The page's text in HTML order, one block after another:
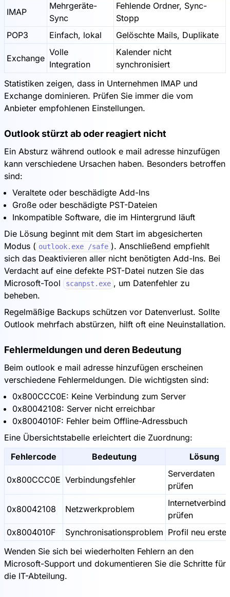
IMAP
Mehrgeräte-
Sync
Fehlende Ordner, Sync-
Stopp
POP3
Einfach, lokal Gelöschte Mails, Duplikate
Exchange
Volle
Integration
Kalender nicht
synchronisiert
Statistiken zeigen, dass in Unternehmen IMAP und
Exchange dominieren. Prüfen Sie immer die vom
Anbieter empfohlenen Einstellungen.
Outlook stürzt ab oder reagiert nicht
Ein Absturz während outlook e mail adresse hinzufügen
kann verschiedene Ursachen haben. Besonders betroffen
sind:
Veraltete oder beschädigte Add-Ins
Große oder beschädigte PST-Dateien
Inkompatible Software, die im Hintergrund läuft
Die Lösung beginnt mit dem Start im abgesicherten
Modus ( outlook.exe /safe ). Anschließend empfiehlt
sich das Deaktivieren aller nicht benötigten Add-Ins. Bei
Verdacht auf eine defekte PST-Datei nutzen Sie das
Microsoft-Tool
scanpst.exe , um Datenfehler zu
beheben.
Regelmäßige Backups schützen vor Datenverlust. Sollte
Outlook mehrfach abstürzen, hilft oft eine Neuinstallation.
Fehlermeldungen und deren Bedeutung
Beim outlook e mail adresse hinzufügen erscheinen
verschiedene Fehlermeldungen. Die wichtigsten sind:
0x800CCC0E: Keine Verbindung zum Server
0x80042108: Server nicht erreichbar
0x8004010F: Fehler beim Offline-Adressbuch
Eine Übersichtstabelle erleichtert die Zuordnung:
Fehlercode
Bedeutung Lösung
0x800CCC0E Verbindungsfehler
Serverdaten
prüfen
0x80042108 Netzwerkproblem
prüfen
0x8004010F
Synchronisationsproblem Profil neu
Wenden Sie sich bei wiederholten Fehlern an den
Microsoft-Support und dokumentieren Sie die Schritte für
die IT-Abteilung.